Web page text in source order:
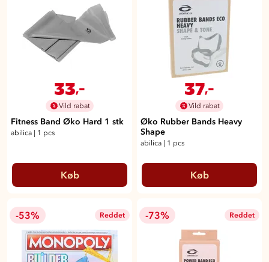
33,-
Vild rabat
Fitness Band Øko Hard 1 stk
abilica 1 pcs
Køb
37,-
Vild rabat
Øko Rubber Bands Heavy
Shape
abilica 1 pcs
Køb
-53% Reddet -73% Reddet